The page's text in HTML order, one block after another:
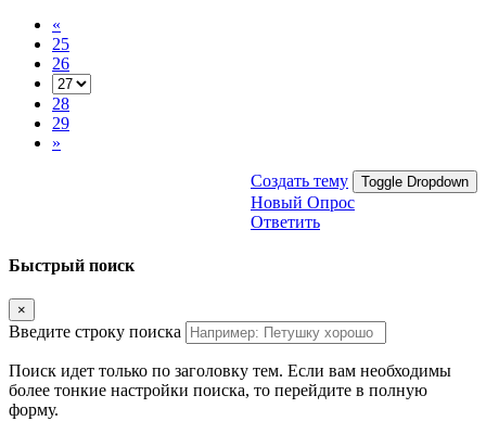
«
25
26
28
29
»
Создать тему Toggle Dropdown
Новый Опрос
Ответить
Быстрый поиск
×
Введите строку поиска
Поиск идет только по заголовку тем. Если вам необходимы
более тонкие настройки поиска, то перейдите в полную
форму.